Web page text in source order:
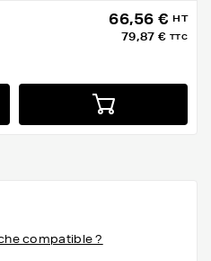
66,56 € HT
79,87 € TTC
compatible ?